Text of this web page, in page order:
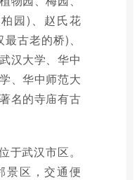
园)、赵氏花
古老的桥)、
汉大学、华中
、华中师范大
名的寺庙有古
于武汉市区。
景区，交通便